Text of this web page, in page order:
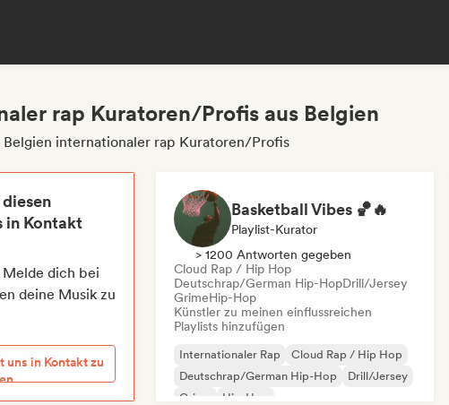
rap Kuratoren/Profis aus Belgien
Belgien internationaler rap Kuratoren/Profis
in Kontakt
Melde dich bei
deine Musik zu
uns in Kontakt zu
Basketball Vibes 🏀🔥
Playlist-Kurator
> 1200 Antworten gegeben
Cloud Rap / Hip Hop
Deutschrap/German Hip-HopDrill/Jersey
GrimeHip-Hop
Künstler zu meinen einflussreichen
Playlists hinzufügen
Internationaler Rap
Cloud Rap / Hip Hop
Deutschrap/German Hip-Hop
Drill/Jersey
Grime
Hip-Hop